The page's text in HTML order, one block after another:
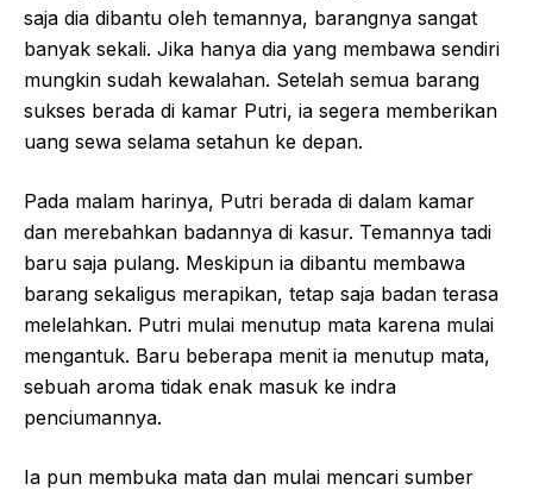
saja dia dibantu oleh temannya, barangnya sangat
banyak sekali. Jika hanya dia yang membawa sendiri
mungkin sudah kewalahan. Setelah semua barang
sukses berada di kamar Putri, ia segera memberikan
uang sewa selama setahun ke depan.
Pada malam harinya, Putri berada di dalam kamar
dan merebahkan badannya di kasur. Temannya tadi
baru saja pulang. Meskipun ia dibantu membawa
barang sekaligus merapikan, tetap saja badan terasa
melelahkan. Putri mulai menutup mata karena mulai
mengantuk. Baru beberapa menit ia menutup mata,
sebuah aroma tidak enak masuk ke indra
penciumannya.
Ia pun membuka mata dan mulai mencari sumber